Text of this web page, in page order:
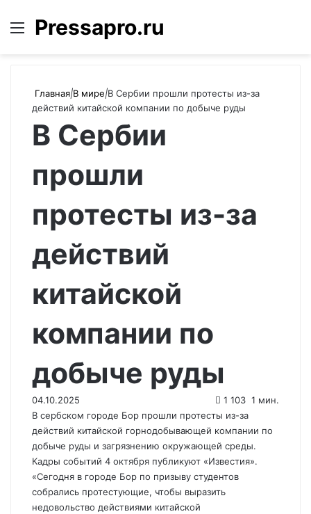
Меню
Pressapro.ru
Главная|В мире|В Сербии прошли протесты из-за
действий китайской компании по добыче руды
В Сербии
прошли
протесты из-за
действий
китайской
компании по
добыче руды
04.10.2025 1 103 1 мин.
В сербском городе Бор прошли протесты из-за
действий китайской горнодобывающей компании по
добыче руды и загрязнению окружающей среды.
Кадры событий 4 октября публикуют «Известия».
«Сегодня в городе Бор по призыву студентов
собрались протестующие, чтобы выразить
недовольство действиями китайской